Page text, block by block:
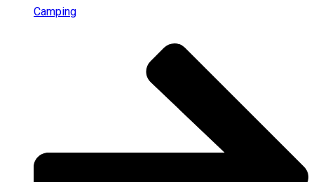
Camping